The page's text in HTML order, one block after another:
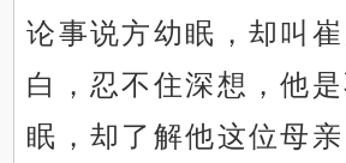
论事说方幼眠，却叫
白，忍不住深想，他
眠，却了解他这位母